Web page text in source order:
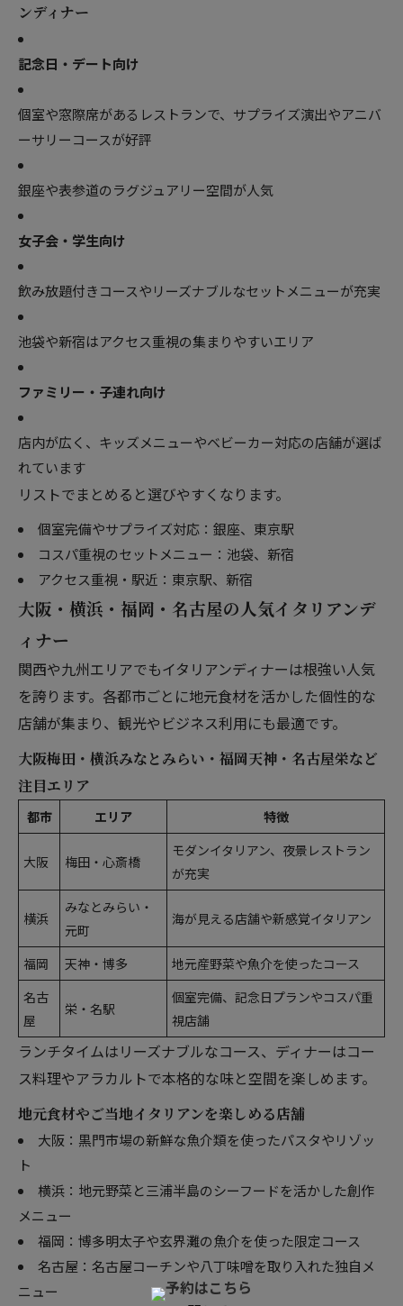
ンディナー
記念日・デート向け
個室や窓際席があるレストランで、サプライズ演出やアニバ
ーサリーコースが好評
銀座や表参道のラグジュアリー空間が人気
女子会・学生向け
飲み放題付きコースやリーズナブルなセットメニューが充実
池袋や新宿はアクセス重視の集まりやすいエリア
ファミリー・子連れ向け
店内が広く、キッズメニューやベビーカー対応の店舗が選ば
れています
リストでまとめると選びやすくなります。
個室完備やサプライズ対応：銀座、東京駅
コスパ重視のセットメニュー：池袋、新宿
アクセス重視・駅近：東京駅、新宿
大阪・横浜・福岡・名古屋の人気イタリアンデ
ィナー
関西や九州エリアでもイタリアンディナーは根強い人気
を誇ります。各都市ごとに地元食材を活かした個性的な
店舗が集まり、観光やビジネス利用にも最適です。
大阪梅田・横浜みなとみらい・福岡天神・名古屋栄など
注目エリア
都市 エリア 特徴
大阪 梅田・心斎橋
モダンイタリアン、夜景レストラン
が充実
横浜
みなとみらい・
元町
海が見える店舗や新感覚イタリアン
福岡 天神・博多
地元産野菜や魚介を使ったコース
名古
屋
栄・名駅
個室完備、記念日プランやコスパ重
視店舗
ランチタイムはリーズナブルなコース、ディナーはコー
ス料理やアラカルトで本格的な味と空間を楽しめます。
地元食材やご当地イタリアンを楽しめる店舗
大阪：黒門市場の新鮮な魚介類を使ったパスタやリゾッ
ト
横浜：地元野菜と三浦半島のシーフードを活かした創作
メニュー
福岡：博多明太子や玄界灘の魚介を使った限定コース
名古屋：名古屋コーチンや八丁味噌を取り入れた独自メ
ニュー